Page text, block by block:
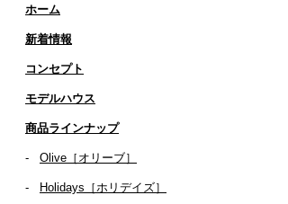
ホーム
新着情報
コンセプト
​​モデルハウス
商品ラインナップ
Olive［オリーブ］